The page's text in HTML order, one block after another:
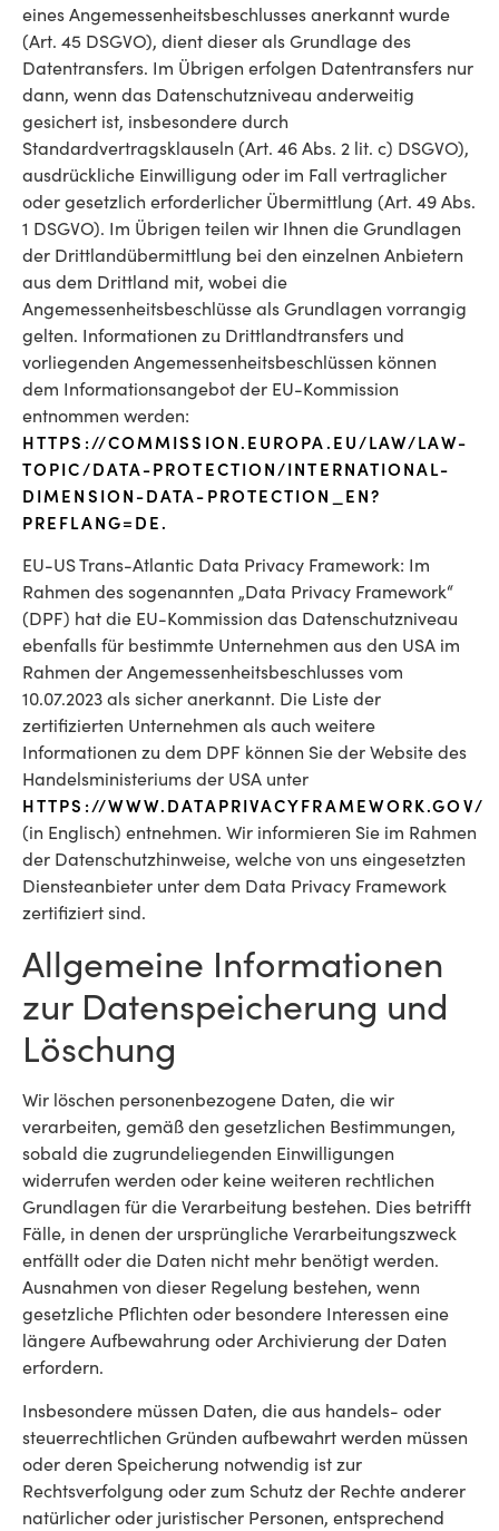
eines Angemessenheitsbeschlusses anerkannt wurde
(Art. 45 DSGVO), dient dieser als Grundlage des
Datentransfers. Im Übrigen erfolgen Datentransfers nur
dann, wenn das Datenschutzniveau anderweitig
gesichert ist, insbesondere durch
Standardvertragsklauseln (Art. 46 Abs. 2 lit. c) DSGVO),
ausdrückliche Einwilligung oder im Fall vertraglicher
oder gesetzlich erforderlicher Übermittlung (Art. 49 Abs.
1 DSGVO). Im Übrigen teilen wir Ihnen die Grundlagen
der Drittlandübermittlung bei den einzelnen Anbietern
aus dem Drittland mit, wobei die
Angemessenheitsbeschlüsse als Grundlagen vorrangig
gelten. Informationen zu Drittlandtransfers und
vorliegenden Angemessenheitsbeschlüssen können
dem Informationsangebot der EU-Kommission
entnommen werden:
HTTPS://COMMISSION.EUROPA.EU/LAW/LAW-
TOPIC/DATA-PROTECTION/INTERNATIONAL-
DIMENSION-DATA-PROTECTION_EN?
PREFLANG=DE.
EU-US Trans-Atlantic Data Privacy Framework: Im
Rahmen des sogenannten „Data Privacy Framework“
(DPF) hat die EU-Kommission das Datenschutzniveau
ebenfalls für bestimmte Unternehmen aus den USA im
Rahmen der Angemessenheitsbeschlusses vom
10.07.2023 als sicher anerkannt. Die Liste der
zertifizierten Unternehmen als auch weitere
Informationen zu dem DPF können Sie der Website des
Handelsministeriums der USA unter
HTTPS://WWW.DATAPRIVACYFRAMEWORK.GOV/
(in Englisch) entnehmen. Wir informieren Sie im Rahmen
der Datenschutzhinweise, welche von uns eingesetzten
Diensteanbieter unter dem Data Privacy Framework
zertifiziert sind.
Allgemeine Informationen
zur Datenspeicherung und
Löschung
Wir löschen personenbezogene Daten, die wir
verarbeiten, gemäß den gesetzlichen Bestimmungen,
sobald die zugrundeliegenden Einwilligungen
widerrufen werden oder keine weiteren rechtlichen
Grundlagen für die Verarbeitung bestehen. Dies betrifft
Fälle, in denen der ursprüngliche Verarbeitungszweck
entfällt oder die Daten nicht mehr benötigt werden.
Ausnahmen von dieser Regelung bestehen, wenn
gesetzliche Pflichten oder besondere Interessen eine
längere Aufbewahrung oder Archivierung der Daten
erfordern.
Insbesondere müssen Daten, die aus handels- oder
steuerrechtlichen Gründen aufbewahrt werden müssen
oder deren Speicherung notwendig ist zur
Rechtsverfolgung oder zum Schutz der Rechte anderer
natürlicher oder juristischer Personen, entsprechend